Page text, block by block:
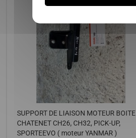
SUPPORT DE LIAISON MOTEUR BOITE
CHATENET CH26, CH32, PICK-UP,
SPORTEEVO ( moteur YANMAR )